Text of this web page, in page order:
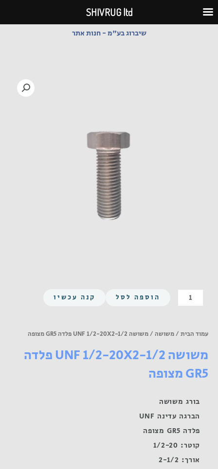
לתוכן
שיברוג בע"מ - חנות אתר
כמות
של
20X2-
פלדה
מצופה
הוספה לסל קנה עכשיו
עמוד הבית /משושה / משושה UNF 1/2-20X2-1/2 פלדה GR5 מצופה
משושה UNF 1/2-20X2-1/2 פלדה
GR5 מצופה
בורג משושה
הברגה עדינה UNF
פלדה GR5 מצופה
קוטר: 1/2-20
אורך: 2-1/2
SHIVRUG ltd